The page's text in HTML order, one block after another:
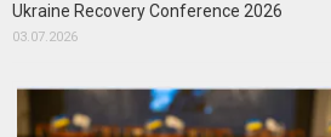
Ukraine Recovery Conference 2026
03.07.2026